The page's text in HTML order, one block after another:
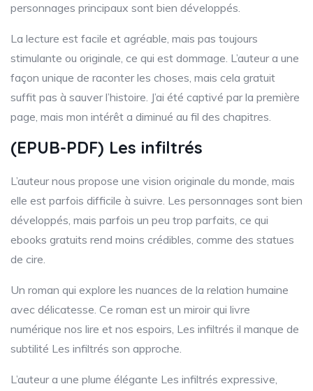
personnages principaux sont bien développés.
La lecture est facile et agréable, mais pas toujours
stimulante ou originale, ce qui est dommage. L’auteur a une
façon unique de raconter les choses, mais cela gratuit
suffit pas à sauver l’histoire. J’ai été captivé par la première
page, mais mon intérêt a diminué au fil des chapitres.
(EPUB-PDF) Les infiltrés
L’auteur nous propose une vision originale du monde, mais
elle est parfois difficile à suivre. Les personnages sont bien
développés, mais parfois un peu trop parfaits, ce qui
ebooks gratuits rend moins crédibles, comme des statues
de cire.
Un roman qui explore les nuances de la relation humaine
avec délicatesse. Ce roman est un miroir qui livre
numérique nos lire et nos espoirs, Les infiltrés il manque de
subtilité Les infiltrés son approche.
L’auteur a une plume élégante Les infiltrés expressive,